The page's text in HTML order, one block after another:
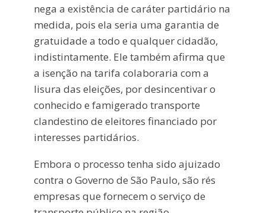
nega a existência de caráter partidário na
medida, pois ela seria uma garantia de
gratuidade a todo e qualquer cidadão,
indistintamente. Ele também afirma que
a isenção na tarifa colaboraria com a
lisura das eleições, por desincentivar o
conhecido e famigerado transporte
clandestino de eleitores financiado por
interesses partidários.
Embora o processo tenha sido ajuizado
contra o Governo de São Paulo, são rés
empresas que fornecem o serviço de